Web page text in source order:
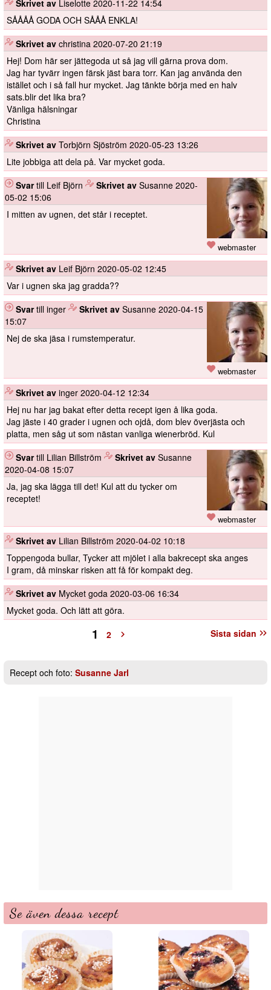
Skrivet av Liselotte 2020-11-22 14:54
SÅÅÅÅ GODA OCH SÅÅÅ ENKLA!
Skrivet av christina 2020-07-20 21:19
Hej! Dom här ser jättegoda ut så jag vill gärna prova dom.
Jag har tyvärr ingen färsk jäst bara torr. Kan jag använda den
istället och i så fall hur mycket. Jag tänkte börja med en halv
sats.blir det lika bra?
Vänliga hälsningar
Christina
Skrivet av Torbjörn Sjöström 2020-05-23 13:26
Lite jobbiga att dela på. Var mycket goda.
webmaster
Svartill Leif Björn Skrivet av Susanne 2020-
05-02 15:06
I mitten av ugnen, det står i receptet.
Skrivet av Leif Björn 2020-05-02 12:45
Var i ugnen ska jag gradda??
webmaster
Svartill inger Skrivet av Susanne 2020-04-15
15:07
Nej de ska jäsa i rumstemperatur.
Skrivet av inger 2020-04-12 12:34
Hej nu har jag bakat efter detta recept igen å lika goda.
Jag jäste i 40 grader i ugnen och ojdå, dom blev överjästa och
platta, men såg ut som nästan vanliga wienerbröd. Kul
webmaster
Svartill Lilian Billström Skrivet av Susanne
2020-04-08 15:07
Ja, jag ska lägga till det! Kul att du tycker om
receptet!
Skrivet av Lilian Billström 2020-04-02 10:18
Toppengoda bullar, Tycker att mjölet i alla bakrecept ska anges
I gram, då minskar risken att få för kompakt deg.
Skrivet av Mycket goda 2020-03-06 16:34
Mycket goda. Och lätt att göra.
Sista sidan
1 2
Recept och foto: Susanne Jarl
Se även dessa recept